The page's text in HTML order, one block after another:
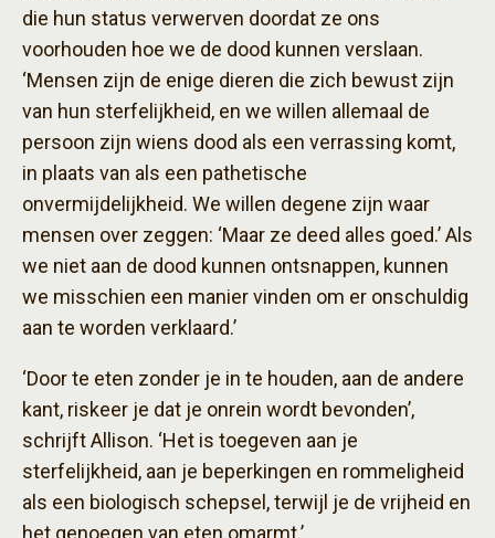
die hun status verwerven doordat ze ons
voorhouden hoe we de dood kunnen verslaan.
‘Mensen zijn de enige dieren die zich bewust zijn
van hun sterfelijkheid, en we willen allemaal de
persoon zijn wiens dood als een verrassing komt,
in plaats van als een pathetische
onvermijdelijkheid. We willen degene zijn waar
mensen over zeggen: ‘Maar ze deed alles goed.’ Als
we niet aan de dood kunnen ontsnappen, kunnen
we misschien een manier vinden om er onschuldig
aan te worden verklaard.’
‘Door te eten zonder je in te houden, aan de andere
kant, riskeer je dat je onrein wordt bevonden’,
schrijft Allison. ‘Het is toegeven aan je
sterfelijkheid, aan je beperkingen en rommeligheid
als een biologisch schepsel, terwijl je de vrijheid en
het genoegen van eten omarmt.’